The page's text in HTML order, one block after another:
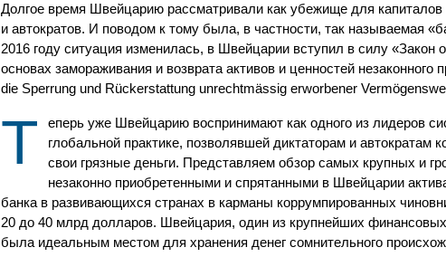
Долгое время Швейцарию рассматривали как убежище для капиталов
и автократов. И поводом к тому была, в частности, так называемая
2016 году ситуация изменилась, в Швейцарии вступил в силу «Закон
основах замораживания и возврата активов и ценностей незаконного
die Sperrung und Rückerstattung unrechtmässig erworbener
Т
еперь уже Швейцарию воспринимают как одного из лидеров
глобальной практике, позволявшей диктаторам и автократам
свои грязные деньги. Представляем обзор самых крупных и
незаконно приобретенными и спрятанными в Швейцарии
банка в развивающихся странах в карманы коррумпированных
20 до 40 млрд долларов. Швейцария, один из крупнейших
была идеальным местом для хранения денег сомнительного